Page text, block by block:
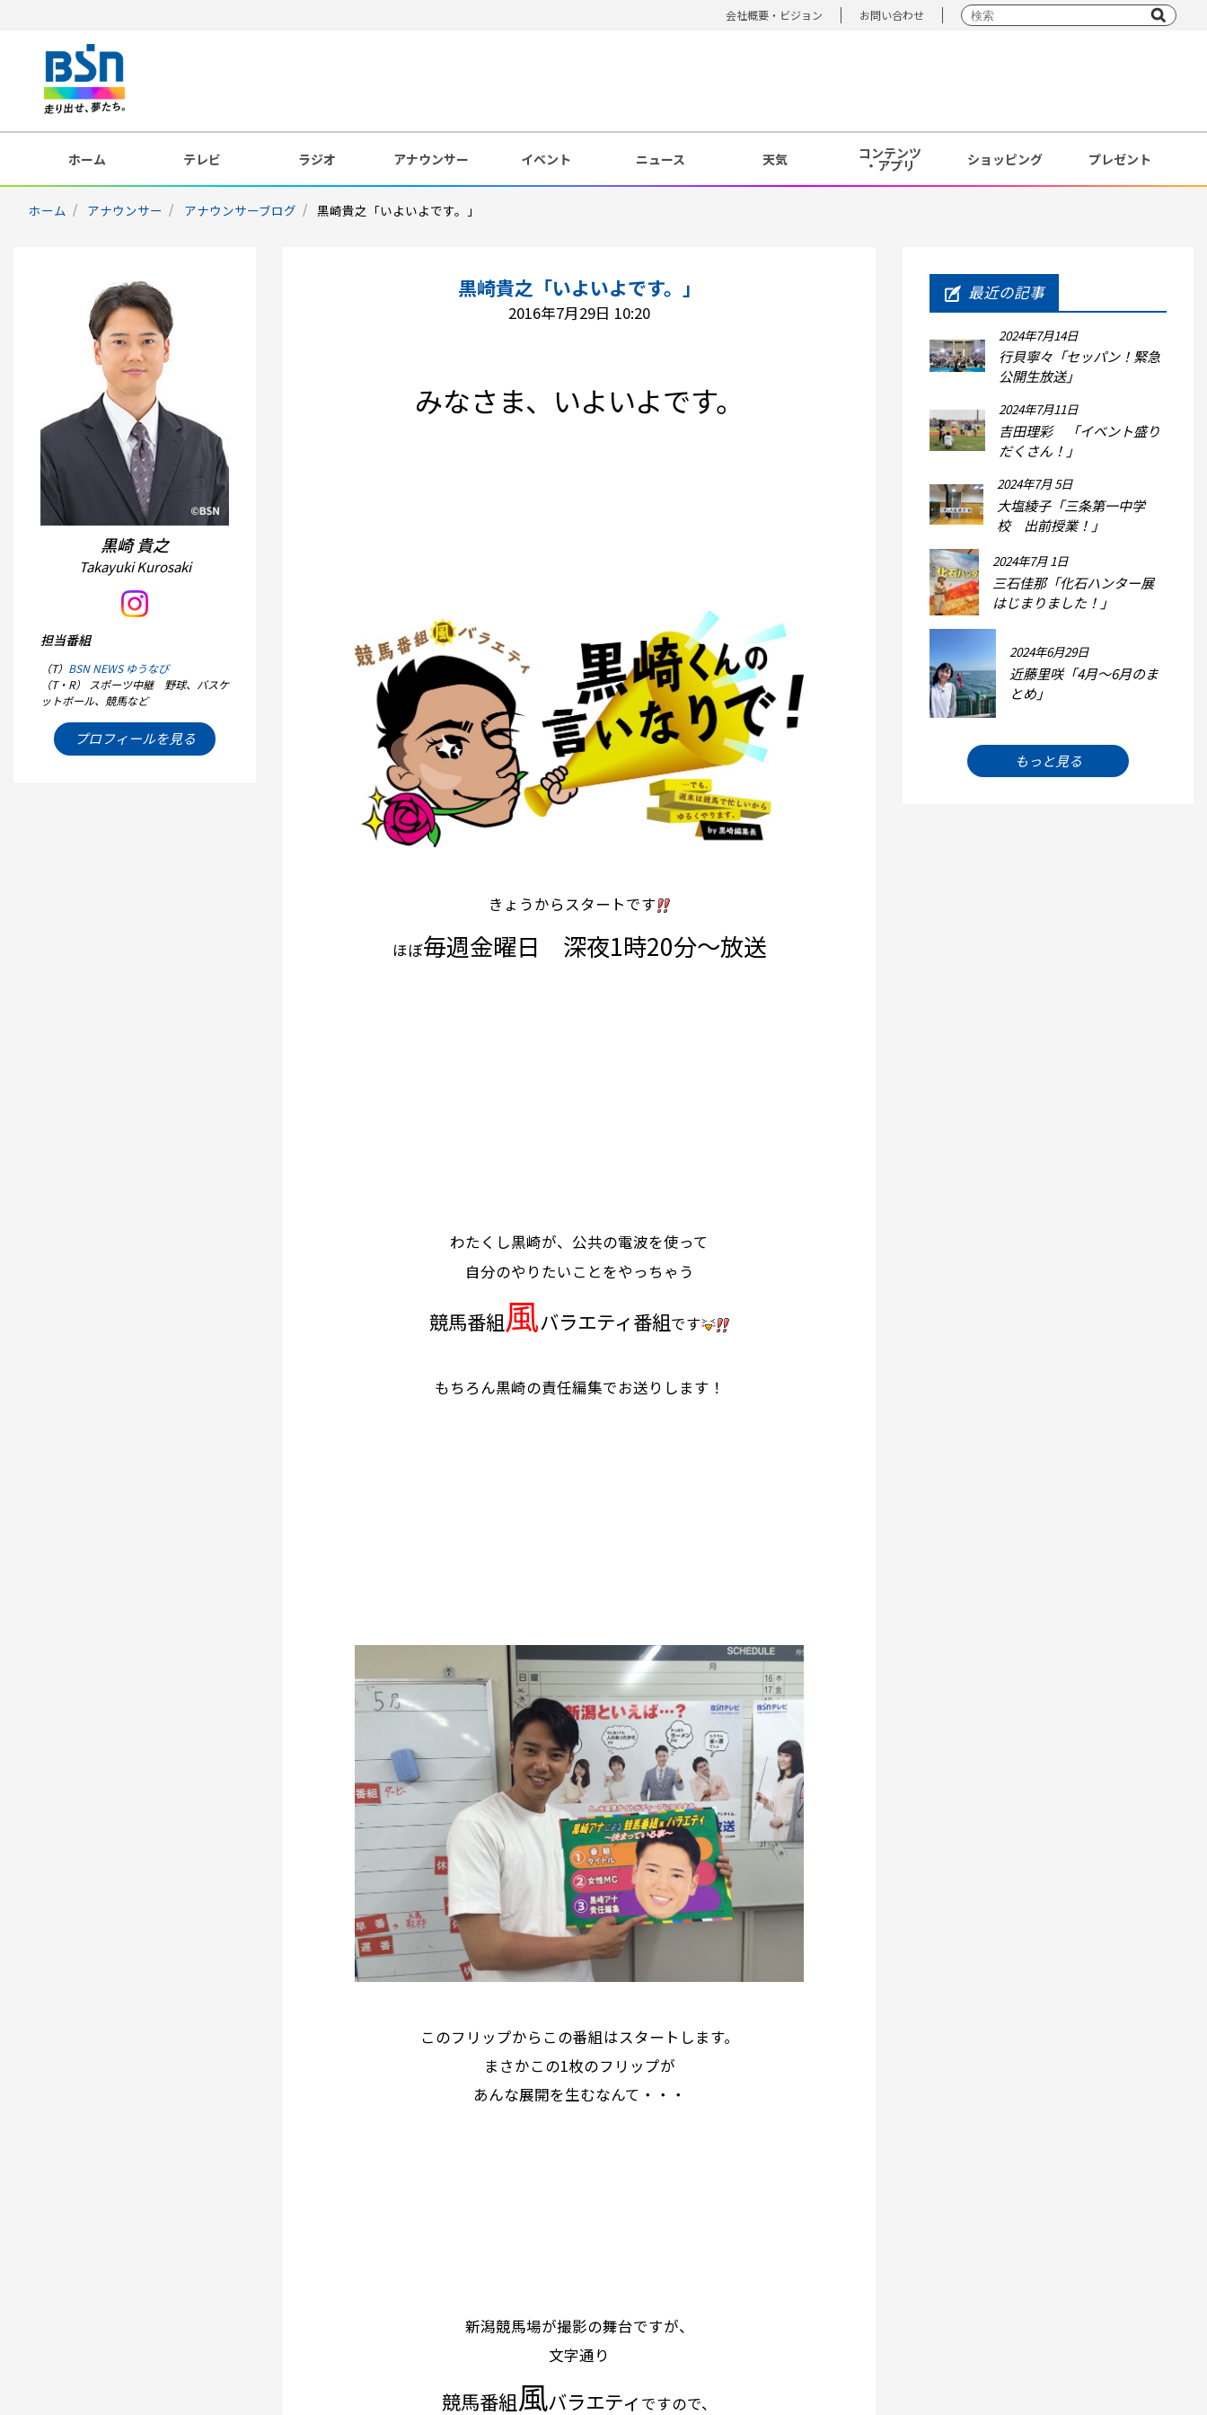
会社概要・ビジョン お問い合わせ
ホーム テレビ ラジオ アナウンサー イベント ニュース 天気 コンテンツ
・アプリ ショッピング プレゼント
ホーム アナウンサー アナウンサーブログ 黒崎貴之「いよいよです。」
黒崎 貴之
Takayuki Kurosaki
担当番組
（T） BSN NEWS ゆうなび
（T・R） スポーツ中継 野球、バスケ
ットボール、競馬など
プロフィールを見る
黒崎貴之「いよいよです。」
2016年7月29日 10:20
みなさま、いよいよです。
きょうからスタートです
ほぼ毎週金曜日 深夜1時20分～放送
わたくし黒崎が、公共の電波を使って
自分のやりたいことをやっちゃう
競馬番組風バラエティ番組です
もちろん黒崎の責任編集でお送りします！
このフリップからこの番組はスタートします。
まさかこの1枚のフリップが
あんな展開を生むなんて・・・
新潟競馬場が撮影の舞台ですが、
文字通り
競馬番組風バラエティ ですので、
最近の記事
2024年7月14日
行貝寧々「セッパン！緊急
公開生放送」
2024年7月11日
吉田理彩 「イベント盛り
だくさん！」
2024年7月 5日
大塩綾子「三条第一中学
校 出前授業！」
2024年7月 1日
三石佳那「化石ハンター展
はじまりました！」
2024年6月29日
近藤里咲「4月～6月のま
とめ」
もっと見る